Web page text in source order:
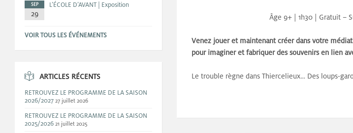
Âge 9+ | 1h30 | Gratuit –
Venez jouer et maintenant créer dans votre
pour imaginer et fabriquer des souvenirs en lien
Le trouble règne dans Thiercelieux… Des loups-
SEP
29
L’ÉCOLE D’AVANT | Exposition
VOIR TOUS LES ÉVÉNEMENTS
ARTICLES RÉCENTS
RETROUVEZ LE PROGRAMME DE LA SAISON
2026/2027 27 juillet 2026
RETROUVEZ LE PROGRAMME DE LA SAISON
2025/2026 21 juillet 2025